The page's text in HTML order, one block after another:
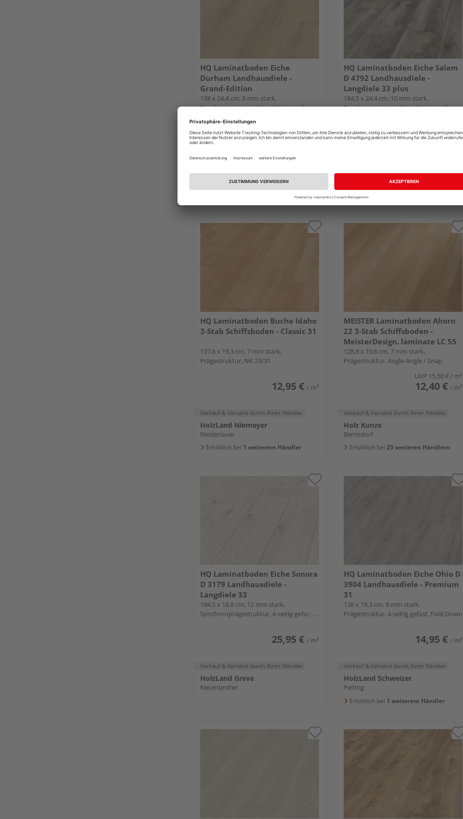
HQ Laminatboden Eiche
Durham Landhausdiele -
Grand-Edition
138 x 24,4 cm, 8 mm stark,
Synchronprägestruktur, 4-seitig gefast,
15,00 € / m²
Verkauf & Versanddurch Ihren Händler
HolzLand Funk
1 weiterem Händler
HQ Laminatboden Eiche Salem
D 4792 Landhausdiele -
Langdiele 33 plus
184,5 x 24,4 cm, 10 mm stark,
Synchronprägestruktur, 4-seitig gefast,
18,95 € / m²
HolzLand Köhrmann
Erhältlich bei
HQ Laminatboden Buche Idaho
3-Stab Schiffsboden - Classic 31
137,6 x 19,3 cm, 7 mm stark,
Prägestruktur, NK 23/31
12,95 € / m²
Verkauf & Versand durch Ihren Händler
HolzLand Niemeyer
Niederlauer
Erhältlich bei 1 weiterem Händler
MEISTER Laminatboden Ahorn
22 3-Stab Schiffsboden -
MeisterDesign. laminate LC 55
128,8 x 19,8 cm, 7 mm stark,
Prägestruktur, Angle-Angle / Snap
UVP 15,50 €/ m²
12,40 € / m²
Verkauf & Versand durch Ihren Händler
Holz Kunze
Bernsdorf
Erhältlich bei 23 weiteren Händlern
HQ Laminatboden Eiche Sonora
D 3179 Landhausdiele -
Langdiele 33
184,5 x 18,8 cm, 12 mm stark,
Synchronprägestruktur, 4-seitig gefast,
25,95 € / m²
Verkauf & Versand durch Ihren Händler
HolzLand Greve
Neumünster
HQ Laminatboden Eiche Ohio D
3904 Landhausdiele - Premium
31
138 x 19,3 cm, 8 mm stark,
Prägestruktur, 4-seitig gefast, Fold-Down
14,95 € / m²
Verkauf & Versand durch Ihren Händler
HolzLand Schweizer
Peiting
Erhältlich bei 1 weiterem Händler